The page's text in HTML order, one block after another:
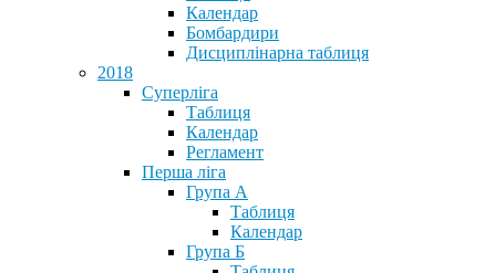
Календар
Бомбардири
Дисциплінарна таблиця
2018
Суперліга
Таблиця
Календар
Регламент
Перша ліга
Група А
Таблиця
Календар
Група Б